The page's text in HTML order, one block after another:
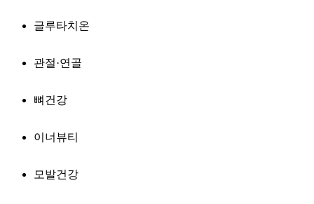
글루타치온
관절·연골
뼈건강
이너뷰티
모발건강